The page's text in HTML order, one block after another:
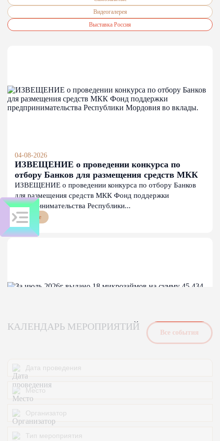
Видеогалерея
Выставка Россия
04-08-2026
ИЗВЕЩЕНИЕ о проведении конкурса по
отбору Банков для размещения средств МКК
Фонд поддержки предпринимательства
Республики Мордовия во вклады.
ИЗВЕЩЕНИЕ о проведении конкурса по отбору Банков
для размещения средств МКК Фонд поддержки
предпринимательства Республики...
Прочее
сумму 45 434 000,00
За июль 2026г выдано 18 микрозаймов на сумму 45 434
000,00
Финансовые меры поддержки
КАЛЕНДАРЬ МЕРОПРИЯТИЙ
Bсе события